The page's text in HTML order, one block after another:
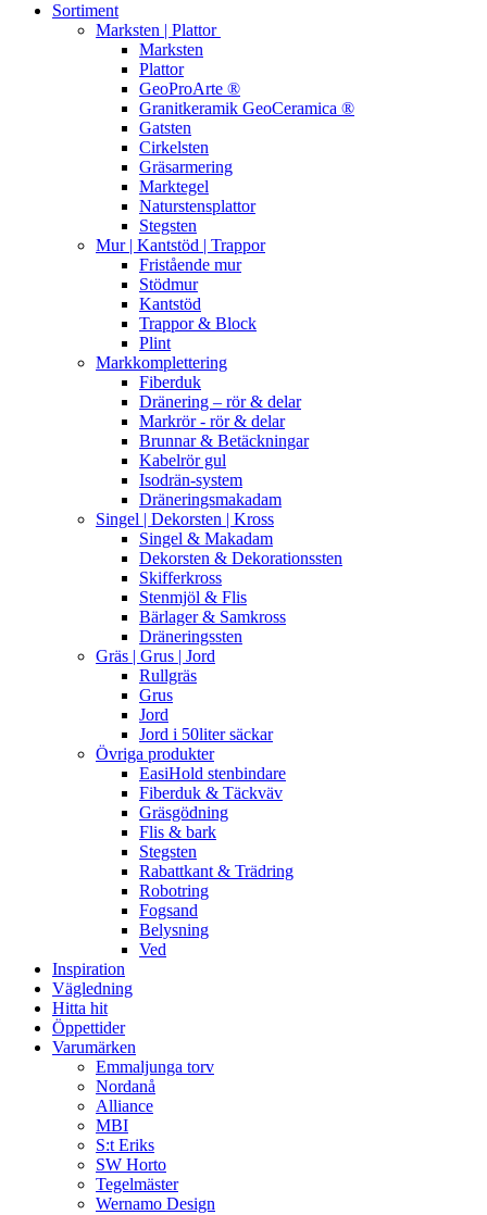
Sortiment
Marksten | Plattor
Marksten
Plattor
GeoProArte ®
Granitkeramik GeoCeramica ®
Gatsten
Cirkelsten
Gräsarmering
Marktegel
Naturstensplattor
Stegsten
Mur | Kantstöd | Trappor
Fristående mur
Stödmur
Kantstöd
Trappor & Block
Plint
Markkomplettering
Fiberduk
Dränering – rör & delar
Markrör - rör & delar
Brunnar & Betäckningar
Kabelrör gul
Isodrän-system
Dräneringsmakadam
Singel | Dekorsten | Kross
Singel & Makadam
Dekorsten & Dekorationssten
Skifferkross
Stenmjöl & Flis
Bärlager & Samkross
Dräneringssten
Gräs | Grus | Jord
Rullgräs
Grus
Jord
Jord i 50liter säckar
Övriga produkter
EasiHold stenbindare
Fiberduk & Täckväv
Gräsgödning
Flis & bark
Stegsten
Rabattkant & Trädring
Robotring
Fogsand
Belysning
Ved
Inspiration
Vägledning
Hitta hit
Öppettider
Varumärken
Emmaljunga torv
Nordanå
Alliance
MBI
S:t Eriks
SW Horto
Tegelmäster
Wernamo Design